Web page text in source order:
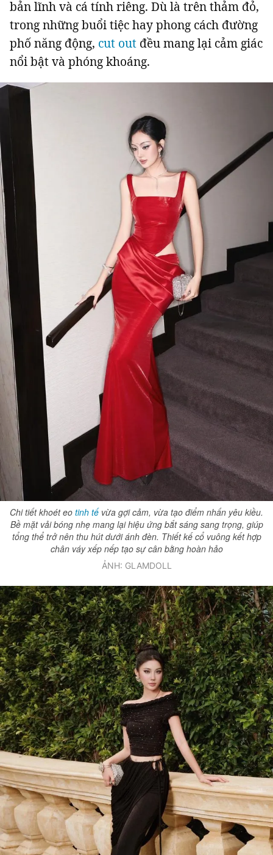
Magazine
Sản phẩm khác
Thông tin tòa soạn Liên hệ quảng cáo
Đọc Thanh Niên trên điện thoại
Theo dõi báo trên
Hotline
0906 645 777
Liên hệ quảng cáo
0908 780 404
Đặt báo RSS Chính sách bảo
Tổng biên tập: Nguyễn Ngọc Toàn
Phó tổng biên tập: Hải Thành
Ủy viên Ban biên tập - Tổng Thư ký tòa soạn: Trần Việt Hưng
Giấy phép xuất bản số 110/GP - BTTTT cấp ngày 24.3.2020
© 2003-2026 Bản quyền thuộc về Báo Thanh Niên. Cấm sao chép
dưới mọi hình thức nếu không có sự chấp thuận bằng văn bản.
Phát triển bởi ePi Technologies, JSC.
bản lĩnh và cá tính riêng. Dù là trên thảm đỏ,
trong những buổi tiệc hay phong cách đường
phố năng động, cut out đều mang lại cảm giác
nổi bật và phóng khoáng.
Chi tiết khoét eo tinh tế vừa gợi cảm, vừa tạo điểm nhấn yêu kiều.
Bề mặt vải bóng nhẹ mang lại hiệu ứng bắt sáng sang trọng, giúp
tổng thể trở nên thu hút dưới ánh đèn. Thiết kế cổ vuông kết hợp
chân váy xếp nếp tạo sự cân bằng hoàn hảo
ẢNH: GLAMDOLL